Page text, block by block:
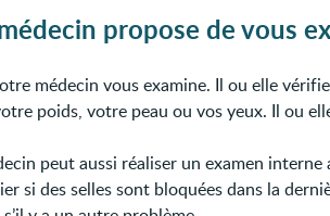
propose de vous
médecin vous examine. Il ou elle
poids, votre peau ou vos yeux. Il ou
peut aussi réaliser un examen
si des selles sont bloquées dans la